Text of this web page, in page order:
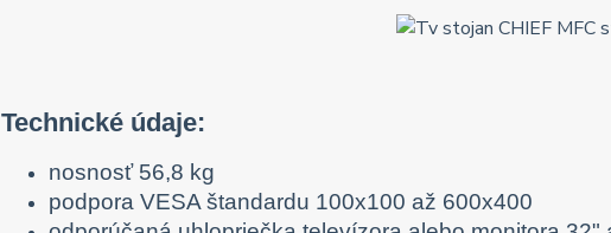
Technické údaje:
nosnosť 56,8 kg
podpora VESA štandardu 100x100 až 600x400